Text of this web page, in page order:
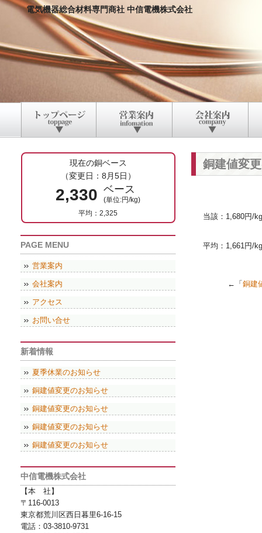
電気機器総合材料専門商社 中信電機株式会社
銅建値変
当該：1,680円/kg
平均：1,661円/kg
←「 銅建
現在の銅ベース
（変更日：8月5日）
2,330 ベース
(単位:円/kg)
平均：2,325
PAGE MENU
営業案内
会社案内
アクセス
お問い合せ
新着情報
夏季休業のお知らせ
銅建値変更のお知らせ
銅建値変更のお知らせ
銅建値変更のお知らせ
銅建値変更のお知らせ
中信電機株式会社
【本 社】
〒116-0013
東京都荒川区西日暮里6-16-15
電話：03-3810-9731